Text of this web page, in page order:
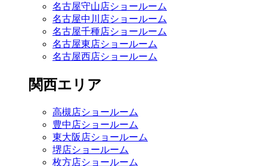
名古屋守山店ショールーム
名古屋中川店ショールーム
名古屋千種店ショールーム
名古屋東店ショールーム
名古屋西店ショールーム
関西エリア
高槻店ショールーム
豊中店ショールーム
東大阪店ショールーム
堺店ショールーム
枚方店ショールーム